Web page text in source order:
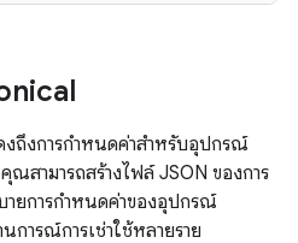
ถึงการกำหนดค่าสำหรับอุปกรณ์
สามารถสร้างไฟล์ JSON ของการ
ยการกำหนดค่าของอุปกรณ์
การณ์การเช่าใช้หลายราย